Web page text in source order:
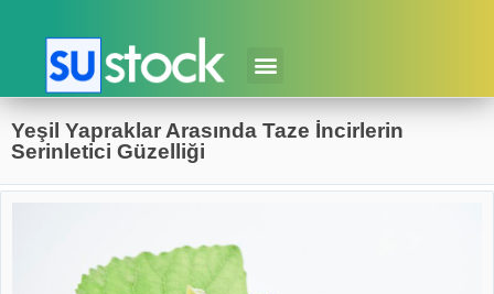
Yeşil Yapraklar Arasında Taze İncirlerin
Serinletici Güzelliği